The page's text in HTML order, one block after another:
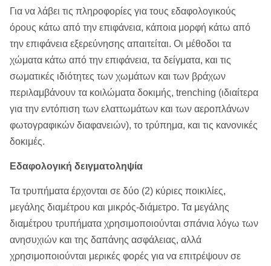
Για να λάβει τις πληροφορίες για τους εδαφολογικούς
όρους κάτω από την επιφάνεια, κάποια μορφή κάτω από
την επιφάνεια εξερεύνησης απαιτείται. Οι μέθοδοι τα
χώματα κάτω από την επιφάνεια, τα δείγματα, και τις
σωματικές ιδιότητες των χωμάτων και των βράχων
περιλαμβάνουν τα κοιλώματα δοκιμής, trenching (ιδιαίτερα
για την εντόπιση των ελαττωμάτων και των αεροπλάνων
φωτογραφικών διαφανειών), το τρύπημα, και τις κανονικές
δοκιμές.
Εδαφολογική δειγματοληψία
Τα τρυπήματα έρχονται σε δύο (2) κύριες ποικιλίες,
μεγάλης διαμέτρου και μικρός-διάμετρο. Τα μεγάλης
διαμέτρου τρυπήματα χρησιμοποιούνται σπάνια λόγω των
ανησυχιών και της δαπάνης ασφάλειας, αλλά
χρησιμοποιούνται μερικές φορές για να επιτρέψουν σε